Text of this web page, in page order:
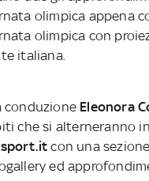
olimpica appena
olimpica con
italiana.
conduzione Eleonora
che si alterneranno
con una
ed